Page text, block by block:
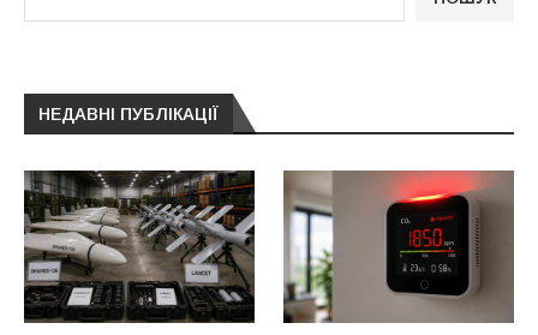
НЕДАВНІ ПУБЛІКАЦІЇ